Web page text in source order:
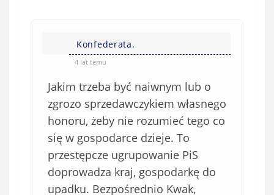
Konfederata.
4 lat temu
Jakim trzeba być naiwnym lub o
zgrozo sprzedawczykiem własnego
honoru, żeby nie rozumieć tego co
się w gospodarce dzieje. To
przestępcze ugrupowanie PiS
doprowadza kraj, gospodarkę do
upadku. Bezpośrednio Kwak,